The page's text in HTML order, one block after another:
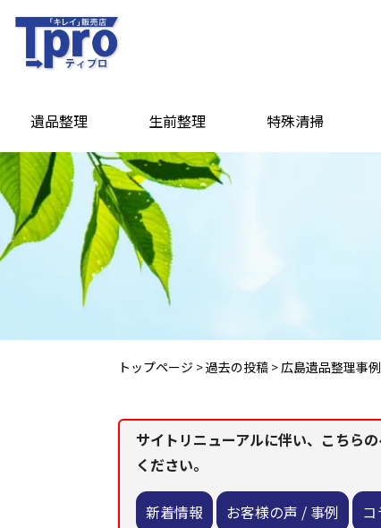
遺品整理 生前整理 特殊清掃
トップページ >過去の投稿 > 広島遺品整理事例
サイトリニューアルに伴い、こちら
ください。
新着情報 お客様の声 / 事例